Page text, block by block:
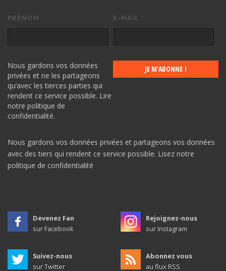
PRÉNOM E-MAIL *
Nous gardons vos données
privées et ne les partageons
qu’avec les tierces parties qui
rendent ce service possible. Lire
notre politique de
confidentialité.
Nous gardons vos données privées et partageons vos données
avec des tiers qui rendent ce service possible. Lisez notre
politique de confidentialité
Devenez Fan
sur Facebook
Rejoignez-nous
sur Instagram
Suivez-nous
sur Twitter
Abonnez vous
au flux RSS